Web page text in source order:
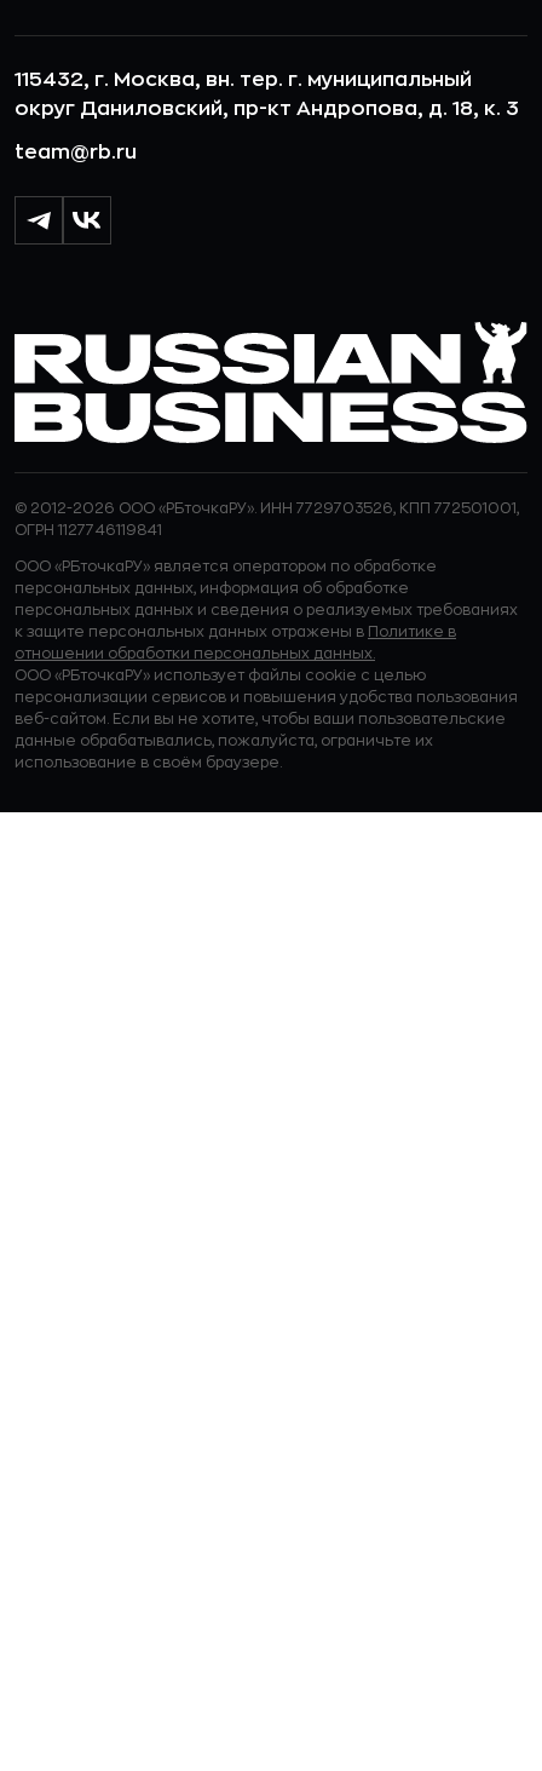
115432, г. Москва, вн. тер. г. муниципальный
округ Даниловский, пр-кт Андропова, д. 18, к. 3
team@rb.ru
© 2012-2026 ООО «РБточкаРУ». ИНН 7729703526, КПП 772501001,
ОГРН 1127746119841
ООО «РБточкаРУ» является оператором по обработке
персональных данных, информация об обработке
персональных данных и сведения о реализуемых требованиях
к защите персональных данных отражены в Политике в
отношении обработки персональных данных.
ООО «РБточкаРУ» использует файлы cookie с целью
персонализации сервисов и повышения удобства пользования
веб-сайтом. Если вы не хотите, чтобы ваши пользовательские
данные обрабатывались, пожалуйста, ограничьте их
использование в своём браузере.